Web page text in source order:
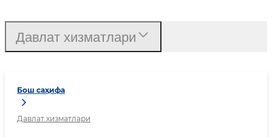
Бош саҳифа
Давлат хизматлари
Давлат хизматлари